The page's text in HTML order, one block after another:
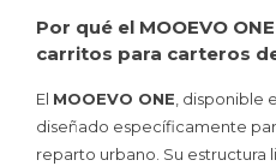
Por qué el MOOEVO
carritos para carteros
El MOOEVO ONE , disponible
diseñado específicamente
reparto urbano. Su estructura